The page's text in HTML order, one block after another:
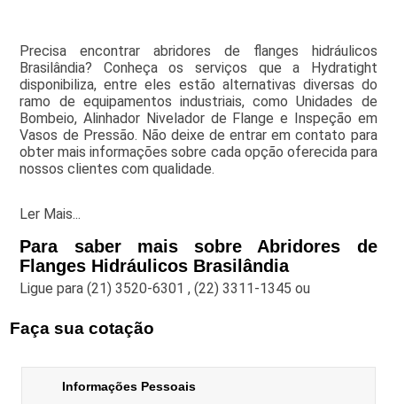
Precisa encontrar abridores de flanges hidráulicos
Brasilândia? Conheça os serviços que a Hydratight
disponibiliza, entre eles estão alternativas diversas do
ramo de equipamentos industriais, como Unidades de
Bombeio, Alinhador Nivelador de Flange e Inspeção em
Vasos de Pressão. Não deixe de entrar em contato para
obter mais informações sobre cada opção oferecida para
nossos clientes com qualidade.
Ler Mais...
Para saber mais sobre Abridores de
Flanges Hidráulicos Brasilândia
Ligue para(21) 3520-6301 ,(22) 3311-1345 ou
Faça sua cotação
Informações Pessoais